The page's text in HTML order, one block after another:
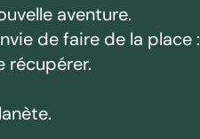
aventure.
de faire de la place :
récupérer.